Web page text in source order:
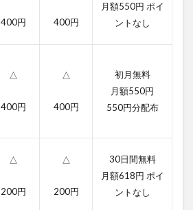
400円 400円
月額550円 ポイ
ントなし
△
400円
△
400円
初月無料
月額550円
550円分配布
△
200円
△
200円
30日間無料
月額618円 ポイ
ントなし